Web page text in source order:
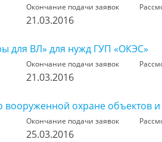
Окончание подачи заявок
21.03.2016
для ВЛ» для нужд ГУП «ОКЭС»
Окончание подачи заявок
21.03.2016
вооруженной охране объектов
Окончание подачи заявок
25.03.2016